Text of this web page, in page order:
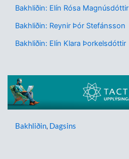
Bakhliðin: Elín Rósa Magnúsdóttir
Bakhliðin: Reynir Þór Stefánsson
Bakhliðin: Elín Klara Þorkelsdóttir
Bakhliðin, Dagsins